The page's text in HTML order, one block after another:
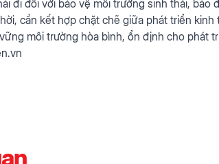
cần kết hợp chặt chẽ giữa phát triển
môi trường hòa bình, ổn định cho phát